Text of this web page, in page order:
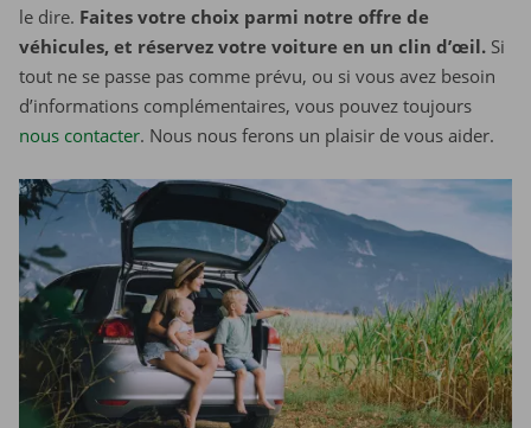
le dire. Faites votre choix parmi notre offre de
véhicules, et réservez votre voiture en un clin d’œil. Si
tout ne se passe pas comme prévu, ou si vous avez besoin
d’informations complémentaires, vous pouvez toujours
nous contacter. Nous nous ferons un plaisir de vous aider.